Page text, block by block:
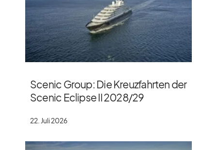
Scenic Group: Die Kreuzfahrten der
Scenic Eclipse II 2028/​29
22. Juli 2026